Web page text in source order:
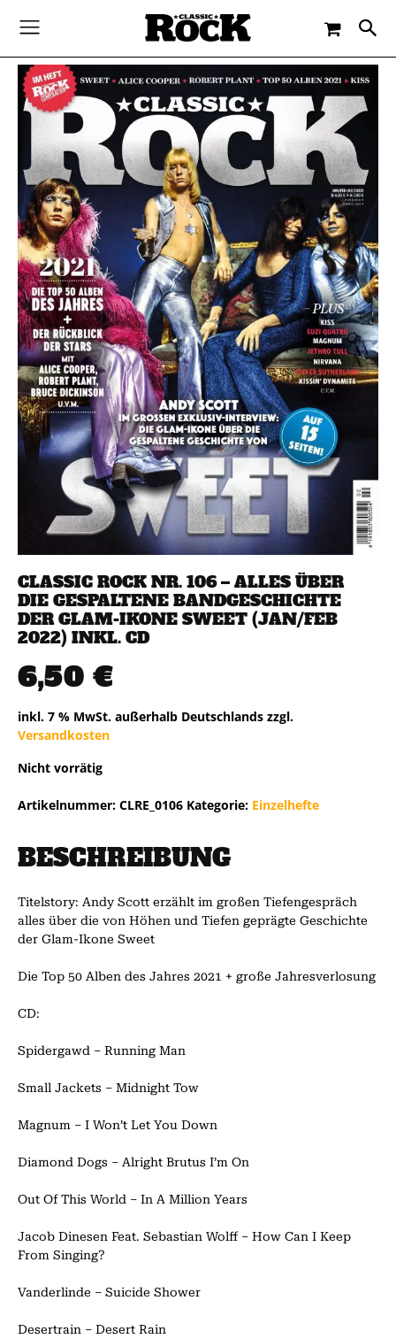
CLASSIC ROCK NR. 106 – ALLES ÜBER
DIE GESPALTENE BANDGESCHICHTE
DER GLAM-IKONE SWEET (JAN/FEB
2022) INKL. CD
6,50 €
inkl. 7 % MwSt. außerhalb Deutschlands zzgl.
Versandkosten
Nicht vorrätig
Artikelnummer: CLRE_0106 Kategorie: Einzelhefte
BESCHREIBUNG
Titelstory: Andy Scott erzählt im großen Tiefengespräch
alles über die von Höhen und Tiefen geprägte Geschichte
der Glam-Ikone Sweet
Die Top 50 Alben des Jahres 2021 + große Jahresverlosung
CD:
Spidergawd – Running Man
Small Jackets – Midnight Tow
Magnum – I Won’t Let You Down
Diamond Dogs – Alright Brutus I’m On
Out Of This World – In A Million Years
Jacob Dinesen Feat. Sebastian Wolff – How Can I Keep
From Singing?
Vanderlinde – Suicide Shower
Desertrain – Desert Rain